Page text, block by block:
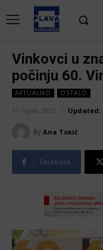
Vinkovci u
počinju 60.
AKTUALNO OSTALO
11 rujna, 2025 Updated:
By Ana Tokić
Facebook